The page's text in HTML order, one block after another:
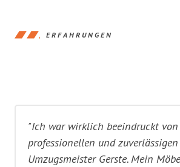
ERFAHRUNGEN
"Ich war wirklich beeindruckt
professionellen und
Umzugsmeister Gerste. Mein